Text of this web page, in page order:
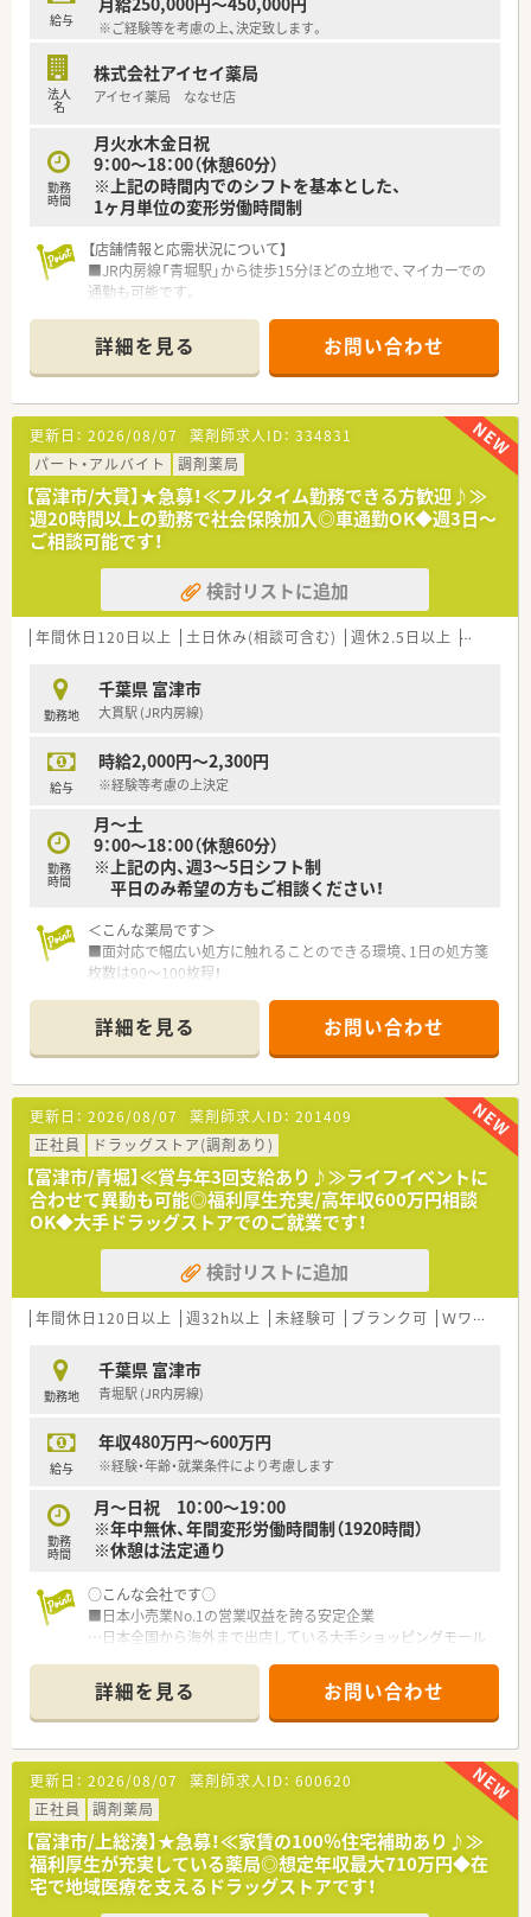
給与 ※ご経験等を考慮の上、決定致します。
法人
名
株式会社アイセイ薬局
アイセイ薬局 ななせ店
勤務
時間
月火水木金日祝
9：00～18：00（休憩60分）
※上記の時間内でのシフトを基本とした、
1ヶ月単位の変形労働時間制
【店舗情報と応需状況について】
■JR内房線「青堀駅」から徒歩15分ほどの立地で、マイカーでの
通勤も可能です。
から50枚程度で、じっくりと患者様と向き合えます。
■正社員薬剤師3名と医療事務2名が在籍しており、一人ひとり
の業務負担が少ない働きやすい環境です。
【勤務実態について】
■18時までと終業時間が比較的早く、残業もほとんどありませ
ん。
■日曜日と祝日も開局していますが、週休2日制のシフト勤務の
ため、平日に休みを取得したい方にもおすすめです。
■有給消化率は90%と高く、スタッフ同士で協力しながら休暇
を取得する社風が根付いています。
【想定される業務内容】
■内科、外科、消化器科など幅広い処方箋に触れることで、総合
的な知識とスキルを身につけることができます。
ステムの中で重要な役割を担えます。
■健康サポート薬局として、お薬だけでなく食事や介護など、地
域住民の様々な健康相談に対応します。
【職場環境と雰囲気】
■ノルマなどはなく、個々の成長を尊重するのびのびとした雰囲
■人材定着率97%という数字が示す通り、多くの社員が「職場の
雰囲気の良さ」を実感しています。
■門前の病院との関係性が良好なため、疑義照会などもスムーズ
に行うことができ、連携しやすい環境です。
詳細を見る お問い合わせ
更新日： 2026/08/07 薬剤師求人ID： 334831
パート・アルバイト
調剤薬局
【富津市/大貫】★急募！≪フルタイム勤務できる方歓迎♪≫
週20時間以上の勤務で社会保険加入◎車通勤OK◆週3日～
ご相談可能です！
検討リストに追加
年間休日120日以上 土日休み(相談可含む) 週休2.5日以上 週32h以
勤務地
千葉県 富津市
大貫駅 (JR内房線)
給与
時給2,000円～2,300円
※経験等考慮の上決定
勤務
時間
月～土
9：00～18：00（休憩60分）
※上記の内、週3～5日シフト制
平日のみ希望の方もご相談ください！
＜こんな薬局です＞
■面対応で幅広い処方に触れることのできる環境、1日の処方箋
枚数は90～100枚程！
<こんな会社です>
■千葉県をメインに調剤店舗を約100店舗展開。
■調剤薬局、ドラッグストア、予防事業、介護事業を展開し、セル
フメディケーションから在宅医療まで地域医療に幅広く貢献し
ています。
■セルフメディケーションと在宅医療を推進し、看護師や管理栄
養士、ケアマネージャー、登録販売者など幅広い職種の従業員が
在籍しており職種を超えた連携で地域の健康をサポートしてい
ます。
■全店で分離申請となっており、調剤業務に専念できる就業環境
となっております。レジ打ちや品出しは行わず、薬局を併設して
いない店舗への配属はございません。
■調剤併設ドラッグストアや総合病院門、在宅医療専門など様々
なタイプの薬局があり、活躍の場が幅広く用意されております。
薬剤師としてスキルアップを目指していけます。
詳細を見る お問い合わせ
更新日： 2026/08/07 薬剤師求人ID： 201409
正社員
ドラッグストア(調剤あり)
【富津市/青堀】≪賞与年3回支給あり♪≫ライフイベントに
合わせて異動も可能◎福利厚生充実/高年収600万円相談
OK◆大手ドラッグストアでのご就業です！
検討リストに追加
年間休日120日以上 週32h以上 未経験可 ブランク可 Ｗワーク可
勤務地
千葉県 富津市
青堀駅 (JR内房線)
給与
年収480万円～600万円
※経験・年齢・就業条件により考慮します
勤務
時間
月～日祝 10：00～19：00
※年中無休、年間変形労働時間制（1920時間）
※休憩は法定通り
○こんな会社です○
■日本小売業No.1の営業収益を誇る安定企業
…日本全国から海外まで出店している大手ショッピングモール
■面分業がメインのため、多くの医療機関から処方箋を応需して
いるので、薬の品目数も多く、幅広い知識・スキルを磨くことが
できます。
■OTC併設店だからこそ『健康をトータルでサポート』できま
す。
■漢方の取り扱いを促進しており、普通の調剤薬局では扱ってい
ない種類の漢方も勉強できます。
■薬剤師としての専門制はもちろん、多様なキャリアを支援する
システムが整っています。
【例】管理薬剤師・店長・教育担当・エリア責任者・新規事業の立ち
上げ・バイヤー/商品開発等
詳細を見る お問い合わせ
更新日： 2026/08/07 薬剤師求人ID： 600620
正社員
調剤薬局
【富津市/上総湊】★急募！≪家賃の100％住宅補助あり♪≫
福利厚生が充実している薬局◎想定年収最大710万円◆在
宅で地域医療を支えるドラッグストアです！